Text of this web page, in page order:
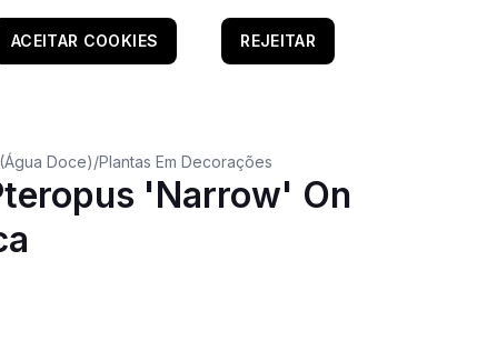
Doce)/Plantas Em Decorações
'Narrow' On
ACEITAR COOKIES REJEITAR